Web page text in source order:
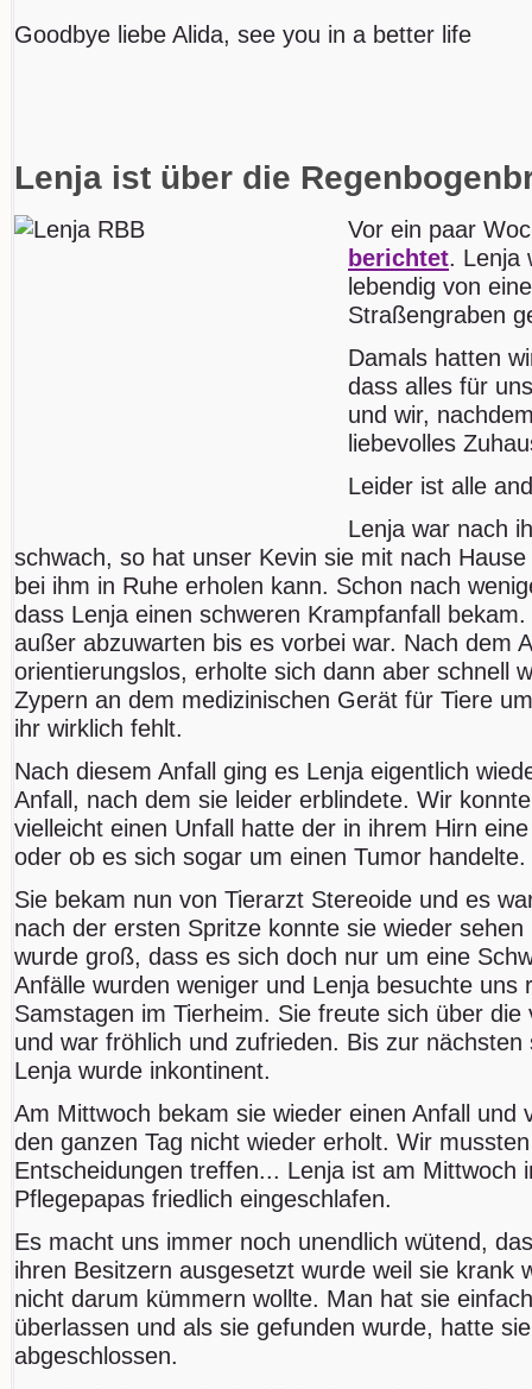
Goodbye liebe Alida, see you in a better life
Lenja ist über die
Vor ein paar
berichtet. Lenja
lebendig von
Straßengraben
Damals hatten
dass alles für
und wir,
liebevolles
Leider ist alle
Lenja war nach
schwach, so hat unser Kevin sie mit nach
bei ihm in Ruhe erholen kann. Schon nach
dass Lenja einen schweren Krampfanfall
außer abzuwarten bis es vorbei war. Nach dem
orientierungslos, erholte sich dann aber schnell
Zypern an dem medizinischen Gerät für Tiere
ihr wirklich fehlt.
Nach diesem Anfall ging es Lenja eigentlich
Anfall, nach dem sie leider erblindete. Wir
vielleicht einen Unfall hatte der in ihrem Hirn
oder ob es sich sogar um einen Tumor handelte.
Sie bekam nun von Tierarzt Stereoide und es
nach der ersten Spritze konnte sie wieder
wurde groß, dass es sich doch nur um eine
Anfälle wurden weniger und Lenja besuchte uns
Samstagen im Tierheim. Sie freute sich über die
und war fröhlich und zufrieden. Bis zur
Lenja wurde inkontinent.
Am Mittwoch bekam sie wieder einen Anfall und
den ganzen Tag nicht wieder erholt. Wir
Entscheidungen treffen... Lenja ist am Mittwoch
Pflegepapas friedlich eingeschlafen.
Es macht uns immer noch unendlich wütend,
ihren Besitzern ausgesetzt wurde weil sie krank
nicht darum kümmern wollte. Man hat sie
überlassen und als sie gefunden wurde, hatte
abgeschlossen.